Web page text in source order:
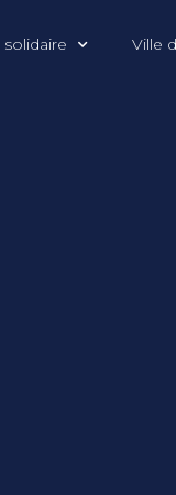
solidaire Ville